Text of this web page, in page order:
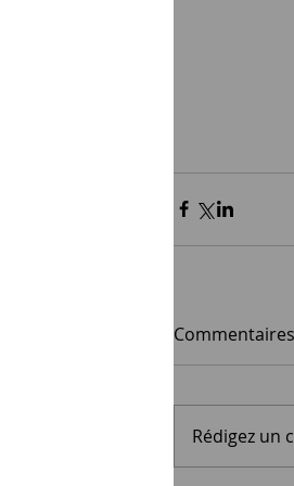
Commentaires
Rédigez un